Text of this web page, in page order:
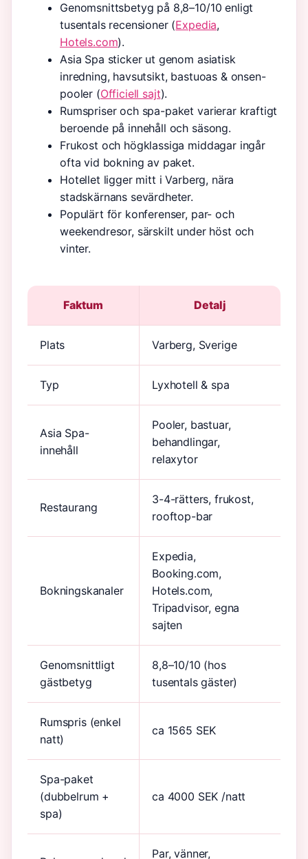
Genomsnittsbetyg på 8,8–10/10 enligt
tusentals recensioner (Expedia,
Hotels.com).
Asia Spa sticker ut genom asiatisk
inredning, havsutsikt, bastuoas & onsen-
pooler (Officiell sajt).
Rumspriser och spa-paket varierar kraftigt
beroende på innehåll och säsong.
Frukost och högklassiga middagar ingår
ofta vid bokning av paket.
Hotellet ligger mitt i Varberg, nära
stadskärnans sevärdheter.
Populärt för konferenser, par- och
weekendresor, särskilt under höst och
vinter.
Faktum Detalj
Plats Varberg, Sverige
Typ Lyxhotell & spa
Asia Spa-
innehåll
Pooler, bastuar,
behandlingar,
relaxytor
Restaurang
3-4-rätters, frukost,
rooftop-bar
Bokningskanaler
Expedia,
Booking.com,
Hotels.com,
Tripadvisor, egna
sajten
Genomsnittligt
gästbetyg
8,8–10/10 (hos
tusentals gäster)
Rumspris (enkel
natt)
ca 1565 SEK
Spa-paket
(dubbelrum +
spa)
ca 4000 SEK /natt
Par, vänner,